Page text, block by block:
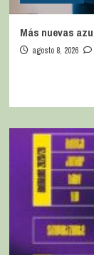
Más nuevas
agosto 8, 2026